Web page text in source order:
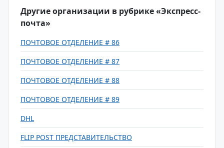
Другие организации в рубрике «Экспресс-
почта»
ПОЧТОВОЕ ОТДЕЛЕНИЕ # 86
ПОЧТОВОЕ ОТДЕЛЕНИЕ # 87
ПОЧТОВОЕ ОТДЕЛЕНИЕ # 88
ПОЧТОВОЕ ОТДЕЛЕНИЕ # 89
DHL
FLIP POST ПРЕДСТАВИТЕЛЬСТВО